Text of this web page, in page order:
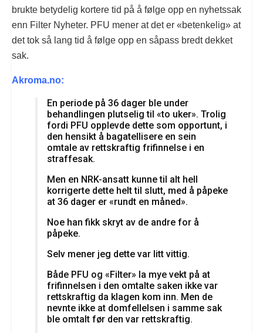
brukte betydelig kortere tid på å følge opp en nyhetssak
enn Filter Nyheter. PFU mener at det er «betenkelig» at
det tok så lang tid å følge opp en såpass bredt dekket
sak.
Akroma.no:
En periode på 36 dager ble under
behandlingen plutselig til «to uker». Trolig
fordi PFU opplevde dette som opportunt, i
den hensikt å bagatellisere en sein
omtale av rettskraftig frifinnelse i en
straffesak.
Men en NRK-ansatt kunne til alt hell
korrigerte dette helt til slutt, med å påpeke
at 36 dager er «rundt en måned».
Noe han fikk skryt av de andre for å
påpeke.
Selv mener jeg dette var litt vittig.
Både PFU og «Filter» la mye vekt på at
frifinnelsen i den omtalte saken ikke var
rettskraftig da klagen kom inn. Men de
nevnte ikke at domfellelsen i samme sak
ble omtalt før den var rettskraftig.